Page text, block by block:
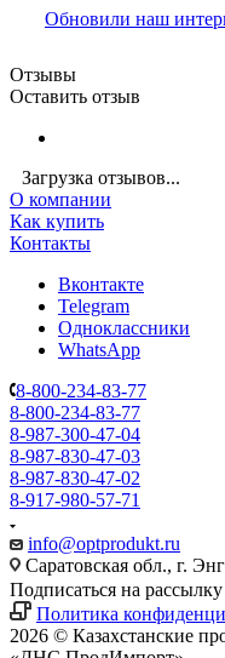
Обновили наш
Отзывы
Оставить отзыв
Загрузка отзывов...
О компании
Как купить
Контакты
Вконтакте
Telegram
Одноклассники
WhatsApp
8-800-234-83-77
8-800-234-83-77
8-987-300-47-04
8-987-830-47-03
8-987-830-47-02
8-917-980-57-71
info@optprodukt.ru
Саратовская обл., г.
Подписаться на рассылку
Политика
2026 © Казахстанские